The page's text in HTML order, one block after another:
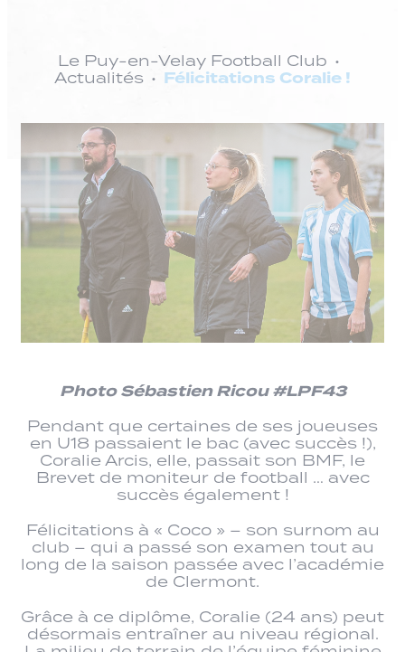
Le Puy-en-Velay Football Club
Actualités
Félicitations Coralie !
Photo Sébastien Ricou #LPF43
Pendant que certaines de ses joueuses
en U18 passaient le bac (avec succès !),
Coralie Arcis, elle, passait son BMF, le
Brevet de moniteur de football … avec
succès également !
Félicitations à « Coco » – son surnom au
club – qui a passé son examen tout au
long de la saison passée avec l’académie
de Clermont.
Grâce à ce diplôme, Coralie (24 ans) peut
désormais entraîner au niveau régional.